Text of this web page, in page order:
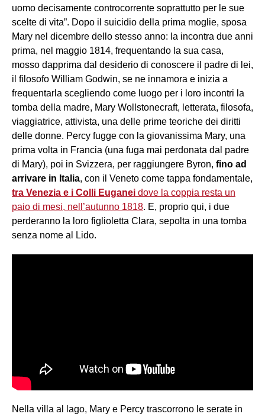
uomo decisamente controcorrente soprattutto per le sue
scelte di vita”. Dopo il suicidio della prima moglie, sposa
Mary nel dicembre dello stesso anno: la incontra due anni
prima, nel maggio 1814, frequentando la sua casa,
mosso dapprima dal desiderio di conoscere il padre di lei,
il filosofo William Godwin, se ne innamora e inizia a
frequentarla scegliendo come luogo per i loro incontri la
tomba della madre, Mary Wollstonecraft, letterata, filosofa,
viaggiatrice, attivista, una delle prime teoriche dei diritti
delle donne. Percy fugge con la giovanissima Mary, una
prima volta in Francia (una fuga mai perdonata dal padre
di Mary), poi in Svizzera, per raggiungere Byron, fino ad
arrivare in Italia, con il Veneto come tappa fondamentale,
tra Venezia e i Colli Euganei dove la coppia resta un
paio di mesi, nell’autunno 1818. E, proprio qui, i due
perderanno la loro figlioletta Clara, sepolta in una tomba
senza nome al Lido.
Nella villa al lago, Mary e Percy trascorrono le serate in